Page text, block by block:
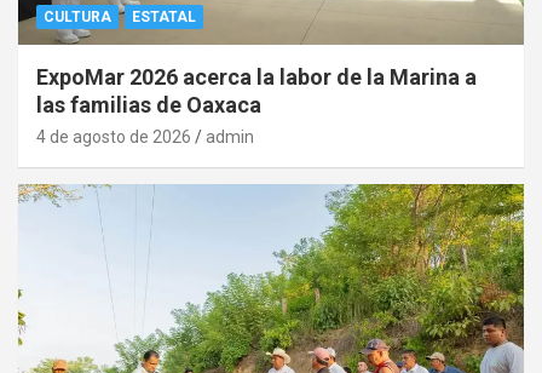
CULTURA ESTATAL
ExpoMar 2026 acerca la labor de la Marina a
las familias de Oaxaca
4 de agosto de 2026 admin